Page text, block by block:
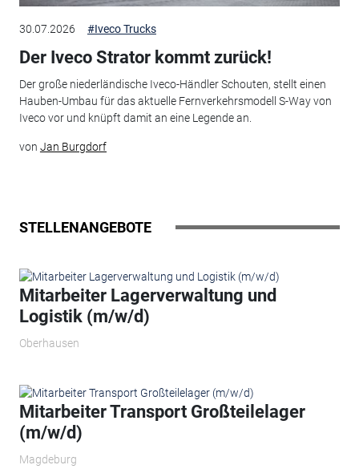
30.07.2026 #Iveco Trucks
Der Iveco Strator kommt zurück!
Der große niederländische Iveco-Händler Schouten, stellt einen
Hauben-Umbau für das aktuelle Fernverkehrsmodell S-Way von
Iveco vor und knüpft damit an eine Legende an.
von Jan Burgdorf
STELLENANGEBOTE
Mitarbeiter Lagerverwaltung und
Logistik (m/w/d)
Oberhausen
Mitarbeiter Transport Großteilelager
(m/w/d)
Magdeburg